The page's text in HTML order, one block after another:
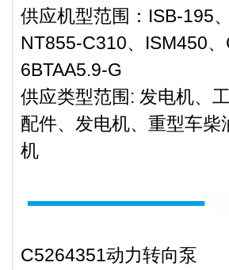
供应机型范围：ISB-195
NT855-C310、ISM450
6BTAA5.9-G
供应类型范围: 发电机、
配件、发电机、重型车
机
C5264351动力转向泵